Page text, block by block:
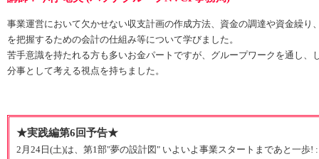
事業運営において欠かせない収支計画の作成方法、資金の調達や資金繰り
を把握するための会計の仕組み等について学びました。
苦手意識を持たれる方も多いお金パートですが、グループワークを通し、
分事として考える視点を持ちました。
★実践編第6回予告★
2月24日(土)は、第1部"夢の設計図" いよいよ事業スタートまであと一歩!